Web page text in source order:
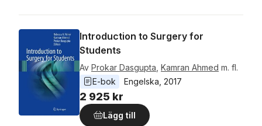
Introduction to Surgery for
Students
Av Prokar Dasgupta Kamran Ahmed m. fl.
E-bok
Engelska 2017
2 925 kr
Lägg till